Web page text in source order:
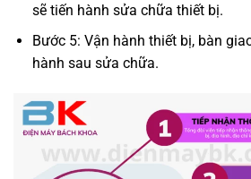
sẽ tiến hành sửa chữa thiết bị.
Bước 5: Vận hành thiết bị, bàn
hành sau sửa chữa.